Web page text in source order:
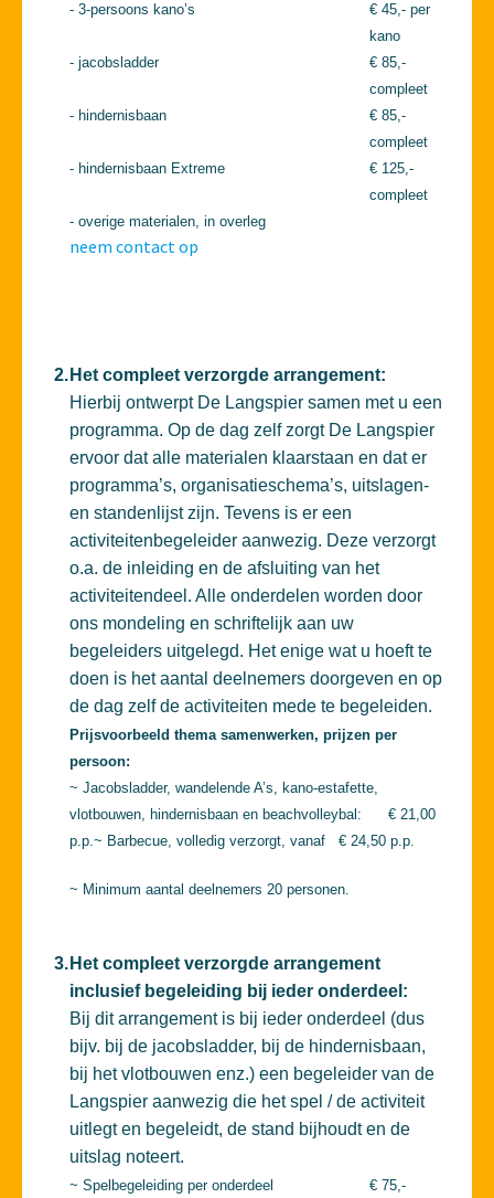
- 3-persoons kano’s
€ 45,- per
kano
- jacobsladder
€ 85,-
compleet
- hindernisbaan
€ 85,-
compleet
- hindernisbaan Extreme
€ 125,-
compleet
- overige materialen, in overleg
neem contact op
2. Het compleet verzorgde arrangement:
Hierbij ontwerpt De Langspier samen met u een
programma. Op de dag zelf zorgt De Langspier
ervoor dat alle materialen klaarstaan en dat er
programma’s, organisatieschema’s, uitslagen-
en standenlijst zijn. Tevens is er een
activiteitenbegeleider aanwezig. Deze verzorgt
o.a. de inleiding en de afsluiting van het
activiteitendeel. Alle onderdelen worden door
ons mondeling en schriftelijk aan uw
begeleiders uitgelegd. Het enige wat u hoeft te
doen is het aantal deelnemers doorgeven en op
de dag zelf de activiteiten mede te begeleiden.
Prijsvoorbeeld thema samenwerken, prijzen per
persoon:
~ Jacobsladder, wandelende A’s, kano-estafette,
vlotbouwen, hindernisbaan en beachvolleybal: € 21,00
p.p.~ Barbecue, volledig verzorgt, vanaf € 24,50 p.p.
~ Minimum aantal deelnemers 20 personen.
3. Het compleet verzorgde arrangement
inclusief begeleiding bij ieder onderdeel:
Bij dit arrangement is bij ieder onderdeel (dus
bijv. bij de jacobsladder, bij de hindernisbaan,
bij het vlotbouwen enz.) een begeleider van de
Langspier aanwezig die het spel / de activiteit
uitlegt en begeleidt, de stand bijhoudt en de
uitslag noteert.
~ Spelbegeleiding per onderdeel € 75,-